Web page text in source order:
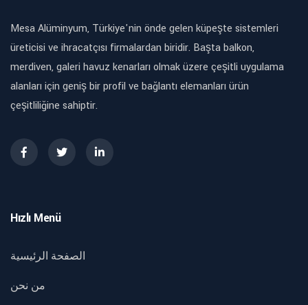
Mesa Alüminyum, Türkiye'nin önde gelen küpeşte sistemleri
üreticisi ve ihracatçısı firmalardan biridir. Başta balkon,
merdiven, galeri havuz kenarları olmak üzere çeşitli uygulama
alanları için geniş bir profil ve bağlantı elemanları ürün
çeşitliliğine sahiptir.
Hızlı Menü
الصفحة الرئيسية
من نحن